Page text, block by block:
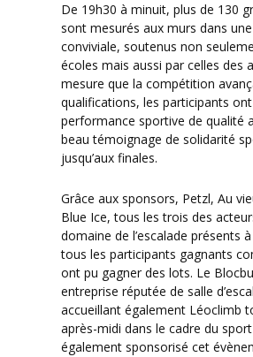
De 19h30 à minuit, plus de 130
sont mesurés aux murs dans
conviviale, soutenus non
écoles mais aussi par celles des
mesure que la compétition
qualifications, les participants
performance sportive de qualité
beau témoignage de solidarité
jusqu’aux finales.
Grâce aux sponsors, Petzl, Au
Blue Ice, tous les trois des
domaine de l’escalade présents
tous les participants gagnants
ont pu gagner des lots. Le
entreprise réputée de salle
accueillant également Léoclimb
après-midi dans le cadre du
également sponsorisé cet